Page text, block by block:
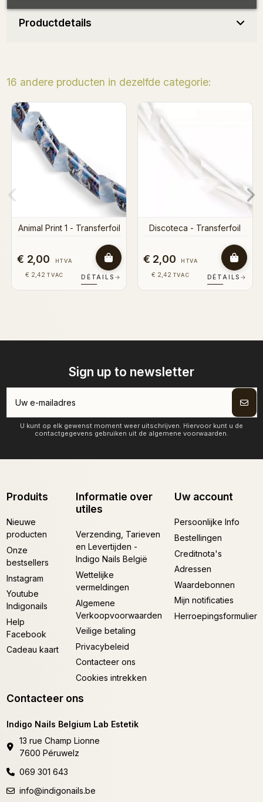
Productdetails
16 andere producten in dezelfde categorie:
Discoteca - Transferfoil
2,00 HTVA
€ 2,42 TVAC DÉTAILS→
Gold transfer foil
€ 1,30 HTVA
€ 1,57 TVAC DÉTAILS→
Sign up to newsletter
U kunt op elk gewenst moment weer uitschrijven. Hiervoor kunt u de
contactgegevens gebruiken uit de algemene voorwaarden.
Produits
Nieuwe
producten
Onze
bestsellers
Instagram
Youtube
Indigonails
Help
Facebook
Cadeau kaart
Informatie over
utiles
Verzending, Tarieven
en Levertijden -
Indigo Nails België
Wettelijke
vermeldingen
Algemene
Verkoopvoorwaarden
Veilige betaling
Privacybeleid
Contacteer ons
Cookies intrekken
Uw account
Persoonlijke Info
Bestellingen
Creditnota's
Adressen
Waardebonnen
Mijn notificaties
Herroepingsformulier
Contacteer ons
Indigo Nails Belgium Lab Estetik
13 rue Champ Lionne
7600 Péruwelz
069 301 643
info@indigonails.be